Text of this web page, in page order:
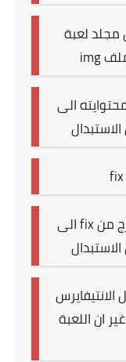
لعبة
الى
انقل ملف kitserver المستخرج من fix الى
ان اللعبة